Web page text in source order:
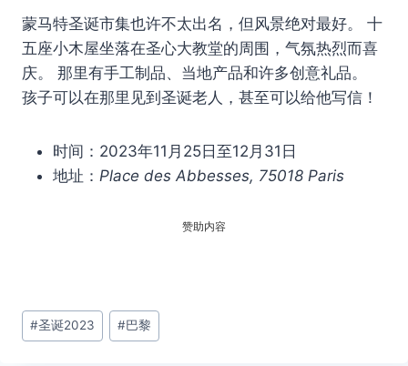
蒙马特圣诞市集也许不太出名，但风景绝对最好。 十
五座小木屋坐落在圣心大教堂的周围，气氛热烈而喜
庆。 那里有手工制品、当地产品和许多创意礼品。
孩子可以在那里见到圣诞老人，甚至可以给他写信！
时间：2023年11月25日至12月31日
地址： Place des Abbesses, 75018 Paris
赞助内容
文
章
#圣诞2023 #巴黎